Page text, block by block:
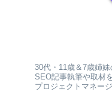
30代・11歳＆7歳姉妹
SEO記事執筆や取材
プロジェクトマネー